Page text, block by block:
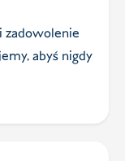
abyś nigdy